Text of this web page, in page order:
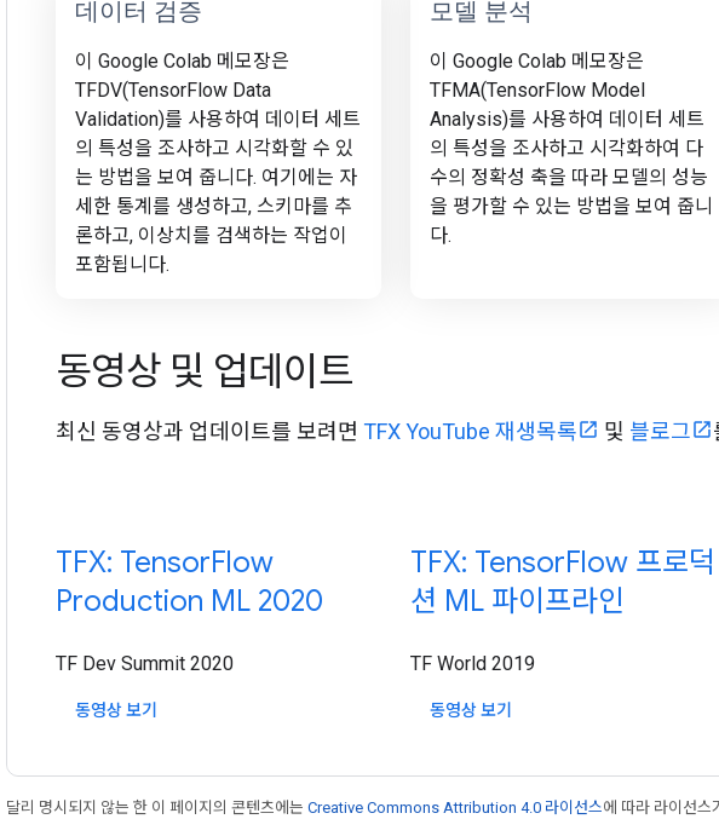
데이터 검증
이 Google Colab 메모장은
TFDV(TensorFlow Data
Validation)를 사용하여 데이터 세트
의 특성을 조사하고 시각화할 수 있
는 방법을 보여 줍니다. 여기에는 자
세한 통계를 생성하고, 스키마를 추
론하고, 이상치를 검색하는 작업이
포함됩니다.
모델 분석
이 Google Colab 메모장은
TFMA(TensorFlow Model
Analysis)를 사용하여 데이터 세트
의 특성을 조사하고 시각화하여 다
수의 정확성 축을 따라 모델의 성능
을 평가할 수 있는 방법을 보여 줍니
다.
동영상 및 업데이트
최신 동영상과 업데이트를 보려면 TFX YouTube 재생목록 및 블로그
TFX: TensorFlow
Production ML 2020
TF Dev Summit 2020
동영상 보기
TFX: TensorFlow 프로덕
션 ML 파이프라인
TF World 2019
동영상 보기
달리 명시되지 않는 한 이 페이지의 콘텐츠에는 Creative Commons Attribution 4.0 라이선스에 따라 라이선스